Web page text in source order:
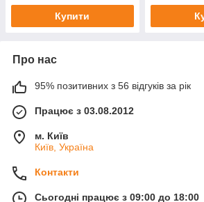
Купити
Про нас
95% позитивних з 56 відгуків за рік
Працює з 03.08.2012
м. Київ
Київ, Україна
Контакти
Сьогодні працює з 09:00 до 18:00